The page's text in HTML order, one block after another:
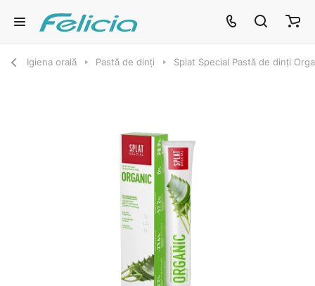
Igiena orală Pastă de dinți Splat Special Pastă de dinți